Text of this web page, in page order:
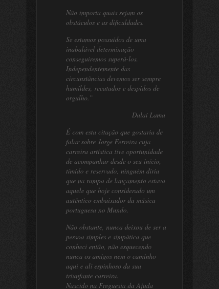
Não importa quais sejam os
obstáculos e as dificuldades.
Se estamos possuídos de uma
inabalável determinação
conseguiremos superá-los.
Independentemente das
circunstâncias devemos ser sempre
humildes, recatados e despidos de
orgulho.”
Dalai Lama
É com esta citação que gostaria de
falar sobre Jorge Ferreira cuja
carreira artística tive oportunidade
de acompanhar desde o seu início,
tímido e reservado, ninguém diria
que na rampa de lançamento estava
aquele que hoje considerado um
autêntico embaixador da música
portuguesa no Mundo.
Não obstante, nunca deixou de ser a
pessoa simples e simpática que
conheci então, não esquecendo
nunca os amigos nem o caminho
aqui e ali espinhoso da sua
triunfante carreira.
Nascido na Freguesia da Ajuda